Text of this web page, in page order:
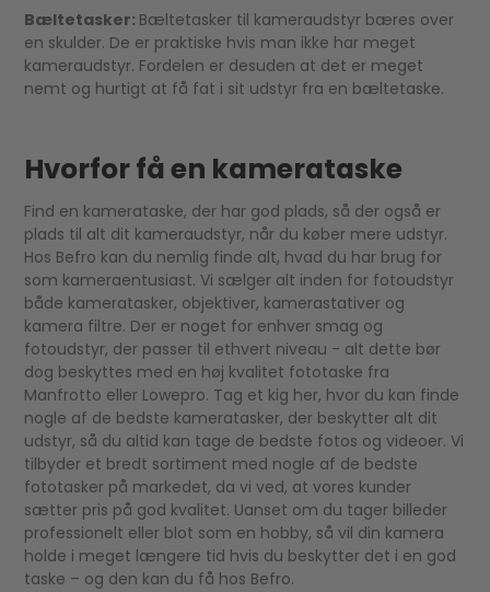
Bæltetasker: Bæltetasker til kameraudstyr bæres over
en skulder. De er praktiske hvis man ikke har meget
kameraudstyr. Fordelen er desuden at det er meget
nemt og hurtigt at få fat i sit udstyr fra en bæltetaske.
Hvorfor få en kamerataske
Find en kamerataske, der har god plads, så der også er
plads til alt dit kameraudstyr, når du køber mere udstyr.
Hos Befro kan du nemlig finde alt, hvad du har brug for
som kameraentusiast. Vi sælger alt inden for fotoudstyr
både kameratasker, objektiver, kamerastativer og
kamera filtre. Der er noget for enhver smag og
fotoudstyr, der passer til ethvert niveau - alt dette bør
dog beskyttes med en høj kvalitet fototaske fra
Manfrotto eller Lowepro. Tag et kig her, hvor du kan finde
nogle af de bedste kameratasker, der beskytter alt dit
udstyr, så du altid kan tage de bedste fotos og videoer. Vi
tilbyder et bredt sortiment med nogle af de bedste
fototasker på markedet, da vi ved, at vores kunder
sætter pris på god kvalitet. Uanset om du tager billeder
professionelt eller blot som en hobby, så vil din kamera
holde i meget længere tid hvis du beskytter det i en god
taske – og den kan du få hos Befro.